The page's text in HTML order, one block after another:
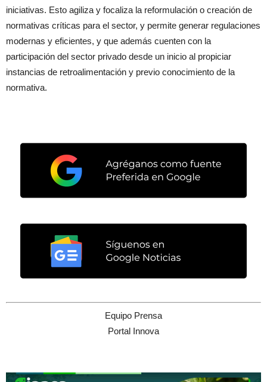
iniciativas. Esto agiliza y focaliza la reformulación o creación de
normativas críticas para el sector, y permite generar regulaciones
modernas y eficientes, y que además cuenten con la
participación del sector privado desde un inicio al propiciar
instancias de retroalimentación y previo conocimiento de la
normativa.
Equipo Prensa
Portal Innova